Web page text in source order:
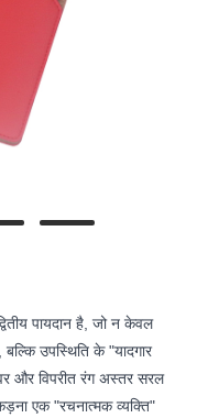
पायदान है, जो न केवल
उपस्थिति के "यादगार
और विपरीत रंग अस्तर सरल
एक "रचनात्मक व्यक्ति"